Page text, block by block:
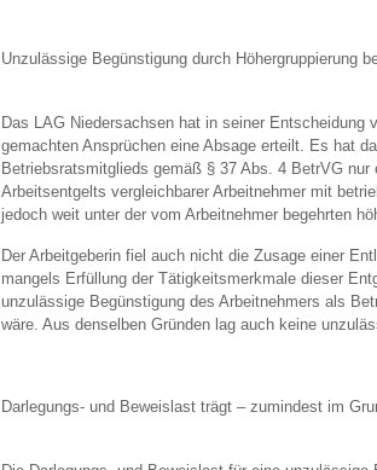
Unzulässige Begünstigung durch Höhergruppierung
Das LAG Niedersachsen hat in seiner Entscheidung
gemachten Ansprüchen eine Absage erteilt. Es hat
Betriebsratsmitglieds gemäß § 37 Abs. 4 BetrVG
Arbeitsentgelts vergleichbarer Arbeitnehmer mit
jedoch weit unter der vom Arbeitnehmer begehrten
Der Arbeitgeberin fiel auch nicht die Zusage einer
mangels Erfüllung der Tätigkeitsmerkmale dieser
unzulässige Begünstigung des Arbeitnehmers als
wäre. Aus denselben Gründen lag auch keine
Darlegungs- und Beweislast trägt – zumindest im